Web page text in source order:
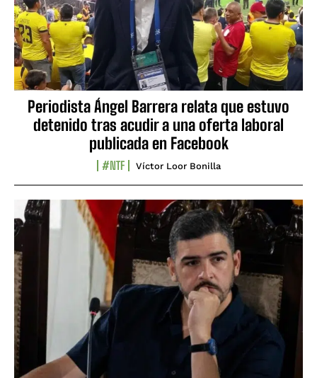
Periodista Ángel Barrera relata que estuvo
detenido tras acudir a una oferta laboral
publicada en Facebook
#NTF Víctor Loor Bonilla